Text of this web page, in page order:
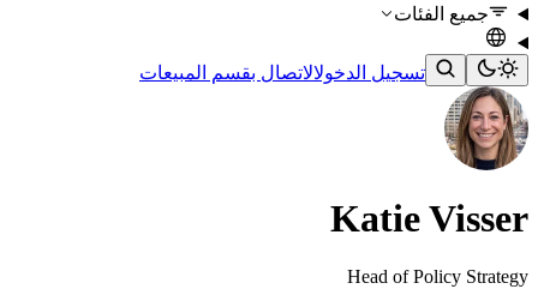
جميع الفئات
تسجيل الدخولالاتصال بقسم المبيعات
Katie Visser
Head of Policy Strategy